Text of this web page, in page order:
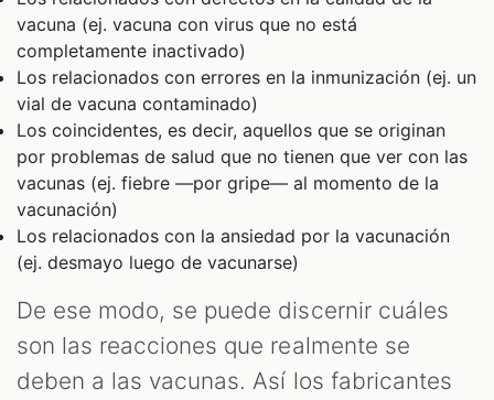
vacuna (ej. vacuna con virus que no está
completamente inactivado)
Los relacionados con errores en la inmunización (ej. un
vial de vacuna contaminado)
Los coincidentes, es decir, aquellos que se originan
por problemas de salud que no tienen que ver con las
vacunas (ej. fiebre —por gripe— al momento de la
vacunación)
Los relacionados con la ansiedad por la vacunación
(ej. desmayo luego de vacunarse)
De ese modo, se puede discernir cuáles
son las reacciones que realmente se
deben a las vacunas. Así los fabricantes